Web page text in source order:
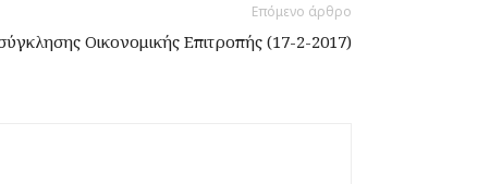
Επόμενο άρθρο
Οικονομικής Επιτροπής (17-2-2017)